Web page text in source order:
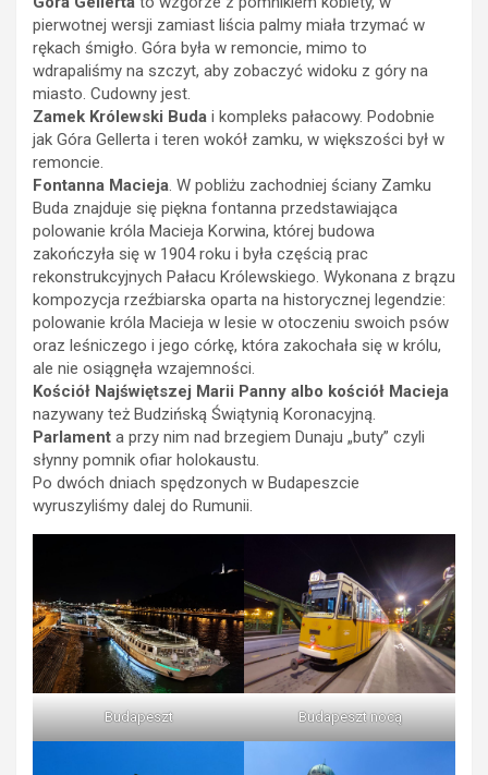
pierwotnej wersji zamiast liścia palmy miała trzymać w
rękach śmigło. Góra była w remoncie, mimo to
wdrapaliśmy na szczyt, aby zobaczyć widoku z góry na
miasto. Cudowny jest.
Zamek Królewski Buda i kompleks pałacowy. Podobnie
jak Góra Gellerta i teren wokół zamku, w większości był w
remoncie.
Fontanna Macieja. W pobliżu zachodniej ściany Zamku
Buda znajduje się piękna fontanna przedstawiająca
polowanie króla Macieja Korwina, której budowa
zakończyła się w 1904 roku i była częścią prac
rekonstrukcyjnych Pałacu Królewskiego. Wykonana z brązu
kompozycja rzeźbiarska oparta na historycznej legendzie:
polowanie króla Macieja w lesie w otoczeniu swoich psów
oraz leśniczego i jego córkę, która zakochała się w królu,
ale nie osiągnęła wzajemności.
Kościół Najświętszej Marii Panny albo kościół Macieja
nazywany też Budzińską Świątynią Koronacyjną.
Parlament a przy nim nad brzegiem Dunaju „buty” czyli
słynny pomnik ofiar holokaustu.
Po dwóch dniach spędzonych w Budapeszcie
wyruszyliśmy dalej do Rumunii.
Budapeszt Budapeszt nocą